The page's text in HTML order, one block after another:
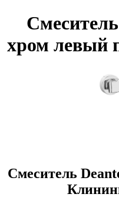
хром левый
Смеситель